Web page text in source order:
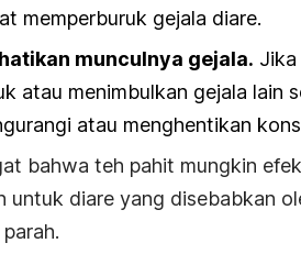
memperburuk gejala diare.
munculnya gejala. Jika
atau menimbulkan gejala lain
atau menghentikan
bahwa teh pahit mungkin
untuk diare yang disebabkan